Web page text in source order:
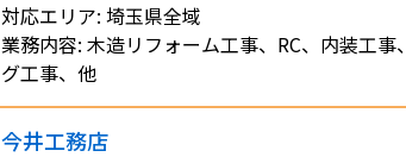
対応エリア: 埼玉県全域
業務内容: 木造リフォーム工事、RC、内装工事
グ工事、他
今井工務店